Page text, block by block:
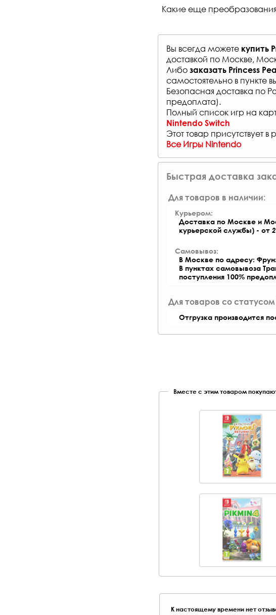
Какие еще
Вы всегда можете купить
доставкой по Москве,
Либо заказать Princess
самостоятельно в пункте
Безопасная доставка по
предоплата).
Полный список игр на
Nintendo Switch
Этот товар присутствует в
Все Игры Nintendo
Быстрая доставка
Для товаров в наличии:
Курьером:
Доставка по Москве и
курьерской службы) - от
Самовывоз:
В Москве по адресу:
В пунктах самовывоза
поступления 100%
Для товаров со
Отгрузка производится
Вместе с этим товаром
К настоящему времени нет